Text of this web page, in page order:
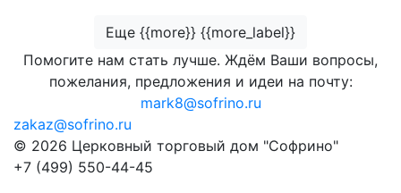
Еще {{more}} {{more_label}}
Помогите нам стать лучше. Ждём Ваши вопросы,
пожелания, предложения и идеи на почту:
mark8@sofrino.ru
zakaz@sofrino.ru
© 2026 Церковный торговый дом "Софрино"
+7 (499) 550-44-45